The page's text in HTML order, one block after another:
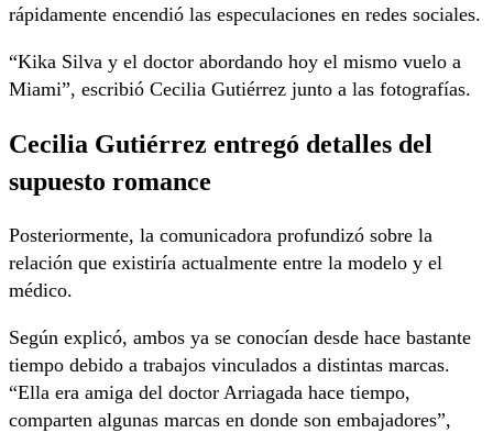
rápidamente encendió las especulaciones en redes sociales.
“Kika Silva y el doctor abordando hoy el mismo vuelo a
Miami”, escribió Cecilia Gutiérrez junto a las fotografías.
Cecilia Gutiérrez entregó detalles del
supuesto romance
Posteriormente, la comunicadora profundizó sobre la
relación que existiría actualmente entre la modelo y el
médico.
Según explicó, ambos ya se conocían desde hace bastante
tiempo debido a trabajos vinculados a distintas marcas.
“Ella era amiga del doctor Arriagada hace tiempo,
comparten algunas marcas en donde son embajadores”,